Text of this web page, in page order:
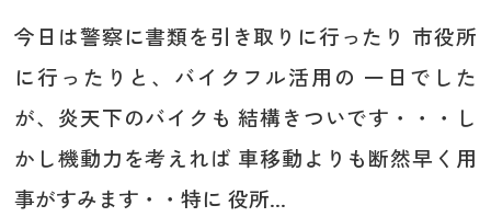
今日は警察に書類を引き取りに行ったり 市役所
に行ったりと、バイクフル活用の 一日でした
が、炎天下のバイクも 結構きついです・・・し
かし機動力を考えれば 車移動よりも断然早く用
事がすみます・・特に 役所...